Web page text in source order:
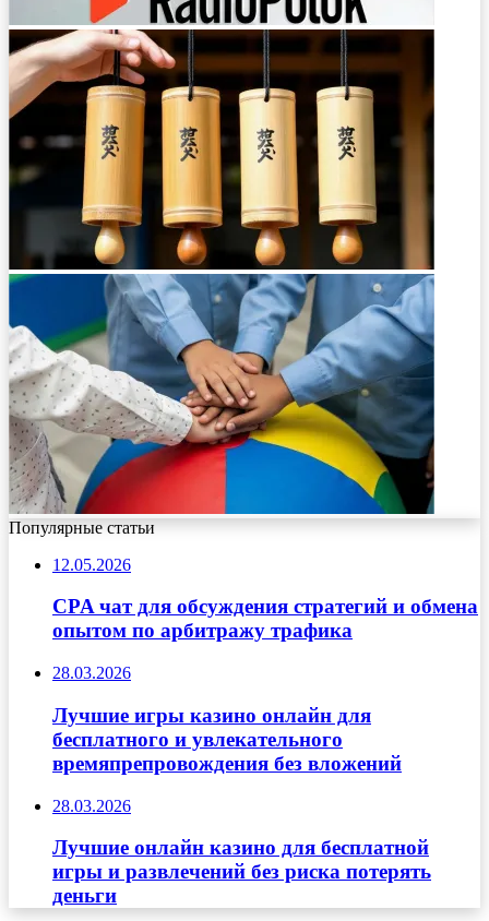
Популярные статьи
12.05.2026
CPA чат для обсуждения стратегий и обмена
опытом по арбитражу трафика
28.03.2026
Лучшие игры казино онлайн для
бесплатного и увлекательного
времяпрепровождения без вложений
28.03.2026
Лучшие онлайн казино для бесплатной
игры и развлечений без риска потерять
деньги